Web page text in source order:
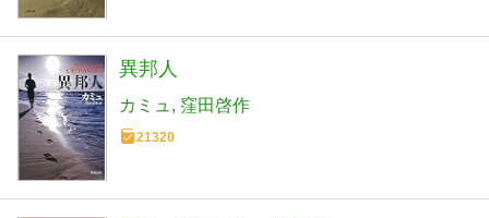
異邦人
カミュ 窪田啓作
21320